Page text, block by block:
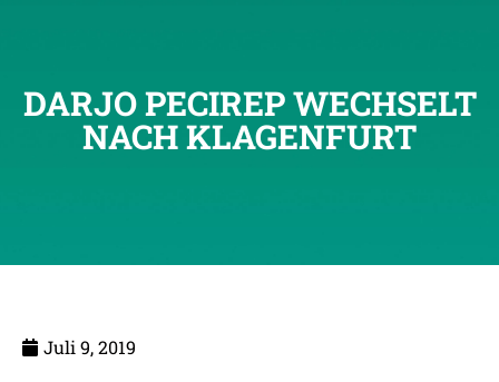
DARJO PECIREP WECHSELT
NACH KLAGENFURT
Juli 9, 2019